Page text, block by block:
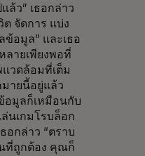
ล้ว” เธอกล่าว
ต จัดการ แบ่ง
อมูล” และเธอ
ายเพียงพอที่
วดล้อมที่เต็ม
ายนี้อยู่แล้ว
อมูลก็เหมือนกับ
ล่นเกมโรบล็อก
อกล่าว “ตราบ
ที่ถูกต้อง คุณก็